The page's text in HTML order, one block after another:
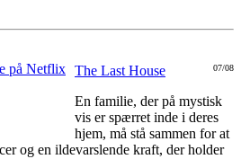
07/08
The Last House
En familie, der på mystisk
vis er spærret inde i deres
hjem, må stå sammen for at
og en ildevarslende kraft, der holder